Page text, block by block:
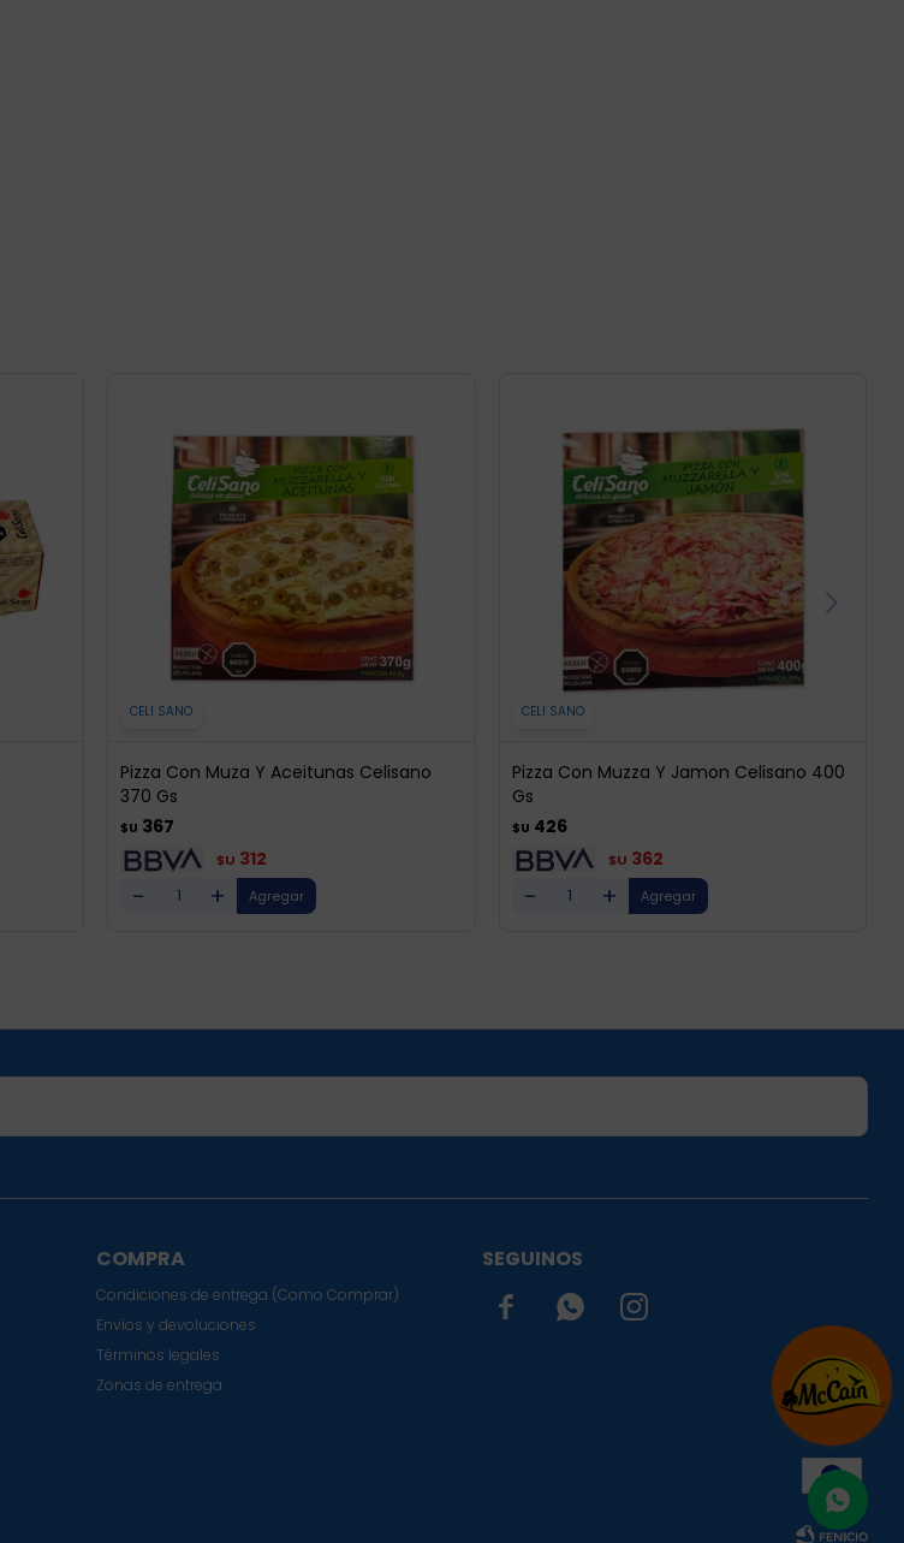
CELI SANO
Pizza Con Muza Y Aceitunas Celisano
370 Gs
$U 367
$U 312
- +
CELI SANO
Pizza Con Muzza Y Jamon Celisano 400
Gs
$U 426
$U 362
- +
COMPRA
Condiciones de entrega (Como Comprar)
Envíos y devoluciones
Términos legales
Zonas de entrega
SEGUINOS

 